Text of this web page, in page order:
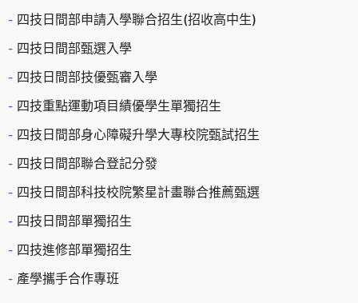
四技日間部申請入學聯合招生(招收高中生)
四技日間部甄選入學
四技日間部技優甄審入學
四技重點運動項目績優學生單獨招生
四技日間部身心障礙升學大專校院甄試招生
四技日間部聯合登記分發
四技日間部科技校院繁星計畫聯合推薦甄選
四技日間部單獨招生
四技進修部單獨招生
產學攜手合作專班